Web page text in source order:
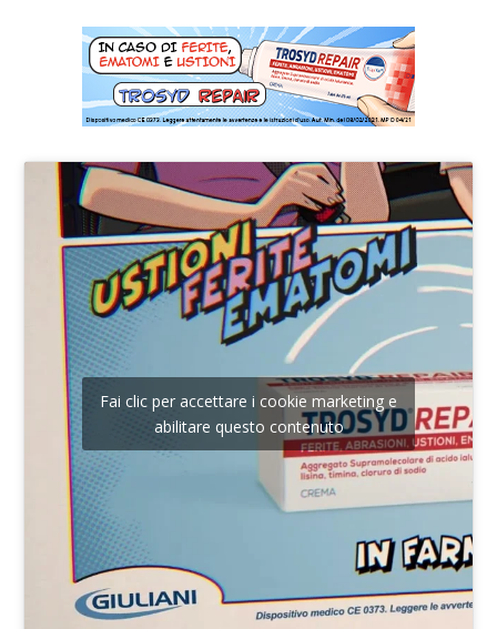
Fai clic per accettare i cookie marketing e
abilitare questo contenuto